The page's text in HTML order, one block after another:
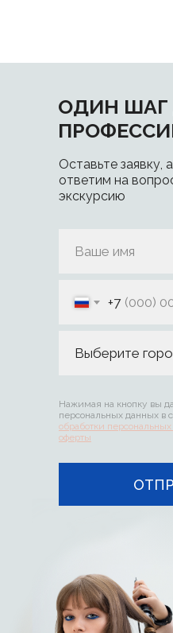
ОДИН ШАГ
Оставьте заявку,
ответим на
экскурсию
+7
Нажимая на кнопку вы
персональных данных в
обработки
оферты